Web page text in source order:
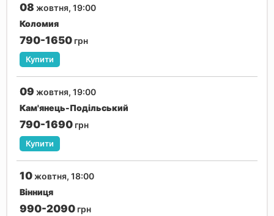
08 жовтня, 19:00
Коломия
790-1650 грн
Купити
09 жовтня, 19:00
Кам'янець-Подільський
790-1690 грн
Купити
10жовтня, 18:00
Вінниця
990-2090 грн